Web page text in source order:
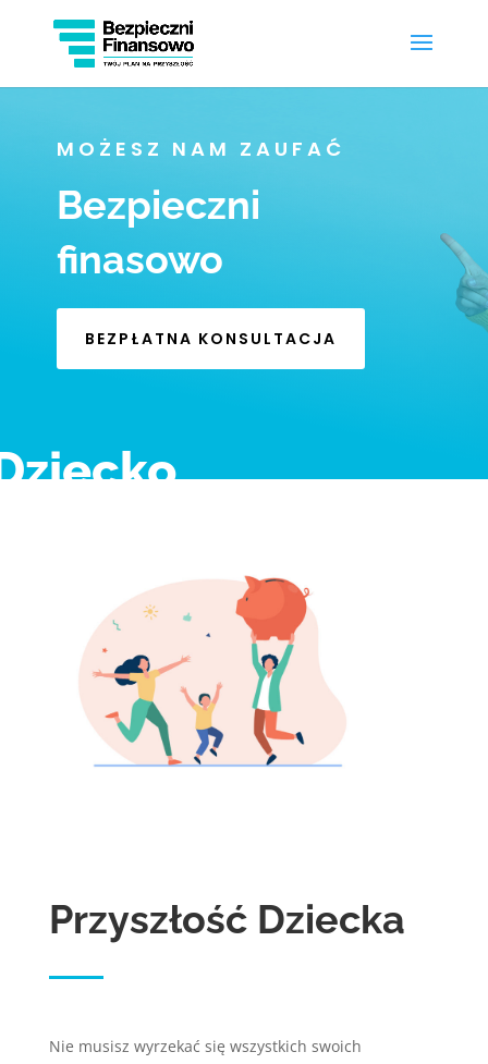
MOŻESZ NAM ZAUFAĆ
Bezpieczni
finasowo
BEZPŁATNA KONSULTACJA
Przyszłość Dziecka
Nie musisz wyrzekać się wszystkich swoich